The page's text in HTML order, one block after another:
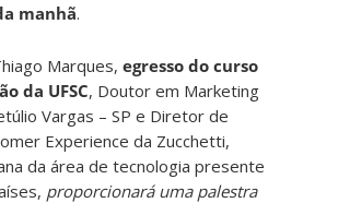
manhã.
Marques,egresso do curso
da UFSC, Doutor em Marketing
Vargas – SP e Diretor de
Experience da Zucchetti,
da área de tecnologia presente
proporcionará uma palestra